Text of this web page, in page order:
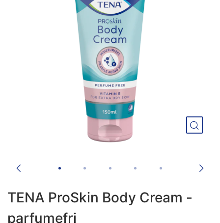
TENA ProSkin Body Cream -
parfumefri